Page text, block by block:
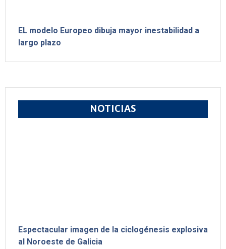
EL modelo Europeo dibuja mayor inestabilidad a
largo plazo
NOTICIAS
Espectacular imagen de la ciclogénesis explosiva
al Noroeste de Galicia